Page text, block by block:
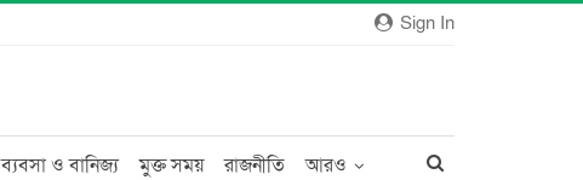
Sign In
ব্যবসা ও বানিজ্য মুক্ত সময় রাজনীতি আরও